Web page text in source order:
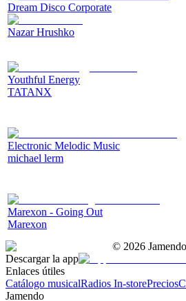
Dream Disco Corporate
Nazar Hrushko
Youthful Energy
TATANX
Electronic Melodic Music
michael lerm
Marexon - Going Out
Marexon
© 2026
Descargar la app
Enlaces útiles
Catálogo musicalRadios In-storePrecios
Jamendo